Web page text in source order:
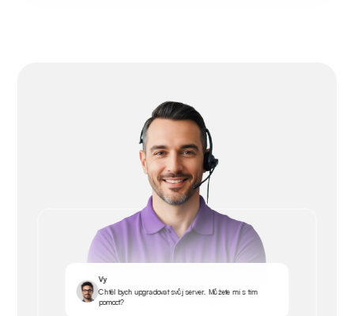
Vy
Chtěl bych upgradovat svůj server. Můžete mi s tím
pomoct?